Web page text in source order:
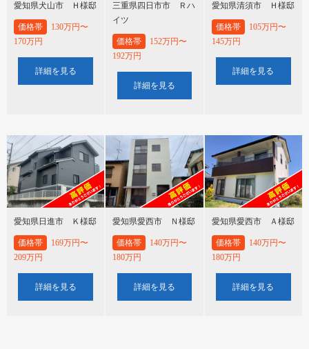
愛知県犬山市 Ｈ様邸
価格帯
130万円〜
170万円
詳細を見る
三重県四日市市 Ｒハ
イツ
価格帯
152万円〜
192万円
詳細を見る
愛知県清須市 Ｈ様邸
価格帯
105万円〜
145万円
詳細を見る
愛知県日進市 Ｋ様邸
価格帯
169万円〜
209万円
詳細を見る
愛知県愛西市 Ｎ様邸
価格帯
140万円〜
180万円
詳細を見る
愛知県愛西市 Ａ様邸
価格帯
140万円〜
180万円
詳細を見る